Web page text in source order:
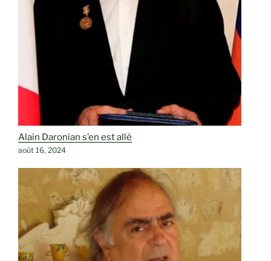
Alain Daronian s’en est allé
août 16, 2024